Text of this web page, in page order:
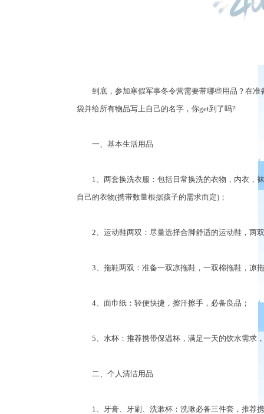
到底，参加寒假军事冬令营需要带哪些用品？在准
袋并给所有物品写上自己的名字，你get到了吗?
一、基本生活用品
1、两套换洗衣服：包括日常换洗的衣物，内衣，袜
自己的衣物(携带数量根据孩子的需求而定)；
2、运动鞋两双：尽量选择合脚舒适的运动鞋，两
3、拖鞋两双：准备一双凉拖鞋，一双棉拖鞋，凉
4、面巾纸：轻便快捷，擦汗擦手，必备良品；
5、水杯：推荐携带保温杯，满足一天的饮水需求
二、个人清洁用品
1、牙膏、牙刷、洗漱杯：洗漱必备三件套，推荐